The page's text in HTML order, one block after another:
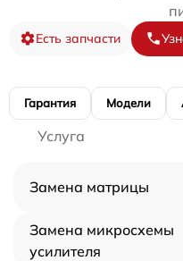
Есть запчасти
Гарантия Модели
Услуга
Замена матрицы
Замена микросхемы
усилителя